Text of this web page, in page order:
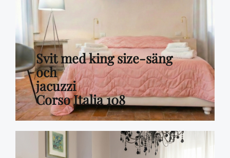
Svit med king size-säng
och
jacuzzi
Corso Italia 108